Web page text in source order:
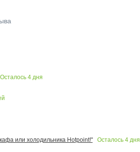
Осталось 4дня
или холодильника Hotpoint!" Осталось 4дня